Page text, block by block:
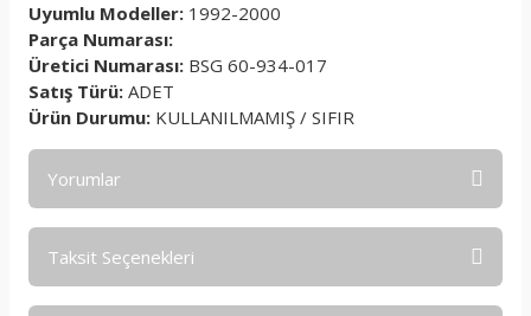
Uyumlu Modeller: 1992-2000
Parça Numarası:
Üretici Numarası: BSG 60-934-017
Satış Türü: ADET
Ürün Durumu: KULLANILMAMIŞ / SIFIR
Yorumlar
Taksit Seçenekleri